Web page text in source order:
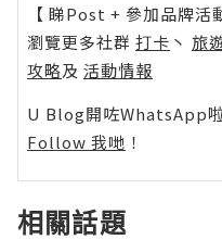
【 睇Post + 參加品牌活
瀏覽更多社群 打卡 丶 旅
攻略及 活動情報
U Blog開咗WhatsApp
Follow 我哋 ！
相關話題